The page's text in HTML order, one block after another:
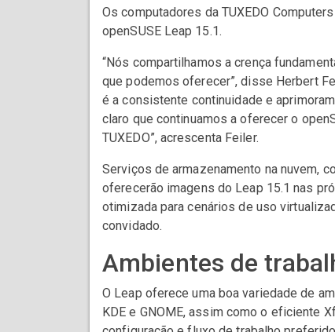
Os computadores da TUXEDO
openSUSE Leap 15.1.
“Nós compartilhamos a crença
que podemos oferecer”, disse Herbert
é a consistente continuidade e
claro que continuamos a oferecer o
TUXEDO”, acrescenta Feiler.
Serviços de armazenamento na nuvem,
oferecerão imagens do Leap 15.1 nas
otimizada para cenários de uso
convidado.
Ambientes de
O Leap oferece uma boa variedade de
KDE e GNOME, assim como o eficiente